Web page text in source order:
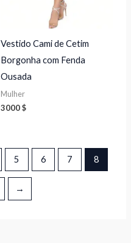
Vestido Cami de Cetim
Borgonha com Fenda
Ousada
Mulher
3000$
5 6 7 8
→